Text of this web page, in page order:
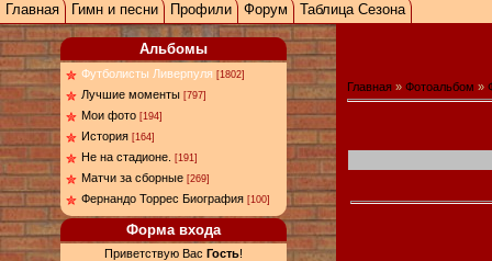
Главная Гимн и песни Профили Форум Таблица Сезона
Альбомы
Футболисты Ливерпуля [1802]
Лучшие моменты [797]
Мои фото [194]
История [164]
Не на стадионе. [191]
Матчи за сборные [269]
Фернандо Торрес Биография [100]
Форма входа
Приветствую Вас Гость!
Главная » Фотоальбом »